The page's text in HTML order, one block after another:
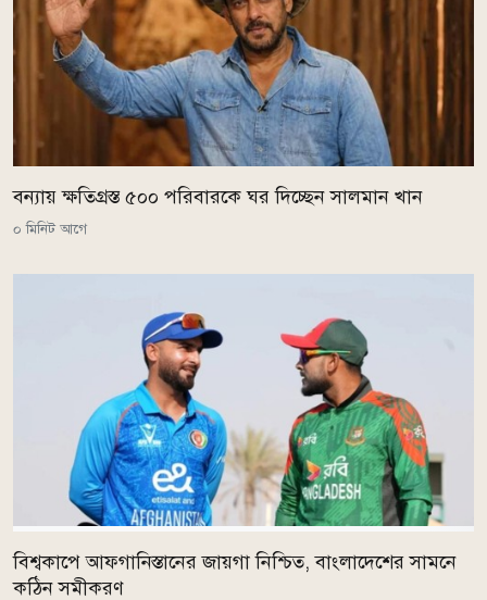
বন্যায় ক্ষতিগ্রস্ত ৫০০ পরিবারকে ঘর দিচ্ছেন সালমান খান
০ মিনিট আগে
বিশ্বকাপে আফগানিস্তানের জায়গা নিশ্চিত, বাংলাদেশের সামনে
কঠিন সমীকরণ